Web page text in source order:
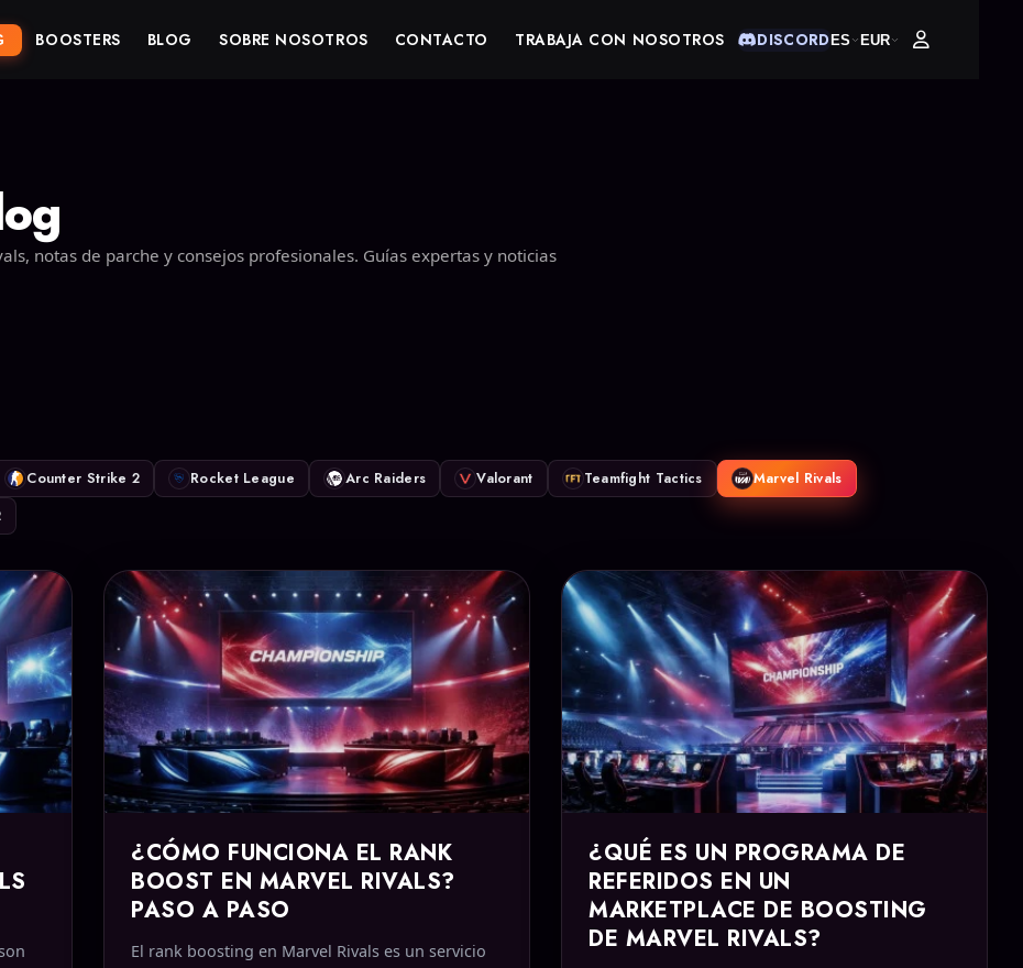
BOOSTERS BLOG SOBRE NOSOTROS CONTACTO TRABAJA CON NOSOTROS DISCORDES EUR
notas de parche y consejos profesionales. Guías expertas y noticias
Counter Strike 2 Rocket League Arc Raiders Valorant Teamfight Tactics
Marvel Rivals
¿CÓMO FUNCIONA EL RANK
BOOST EN MARVEL RIVALS?
PASO A PASO
El rank boosting en Marvel Rivals es un servicio
¿QUÉ ES UN PROGRAMA DE
REFERIDOS EN UN
MARKETPLACE DE BOOSTING
DE MARVEL RIVALS?